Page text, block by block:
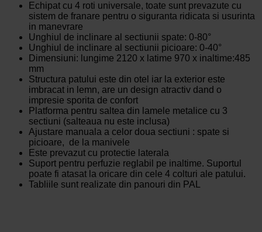
Echipat cu 4 roti universale, toate sunt prevazute cu
sistem de franare pentru o siguranta ridicata si usurinta
in manevrare
Unghiul de inclinare al sectiunii spate: 0-80°
Unghiul de inclinare al sectiunii picioare: 0-40°
Dimensiuni: lungime 2120 x latime 970 x inaltime:485
mm
Structura patului este din otel iar la exterior este
imbracat in lemn, are un design atractiv dand o
impresie sporita de confort
Platforma pentru saltea din lamele metalice cu 3
sectiuni (salteaua nu este inclusa)
Ajustare manuala a celor doua sectiuni : spate si
picioare, de la manivele
Este prevazut cu protectie laterala
Suport pentru perfuzie reglabil pe inaltime. Suportul
poate fi atasat la oricare din cele 4 colturi ale patului.
Tabliile sunt realizate din panouri din PAL